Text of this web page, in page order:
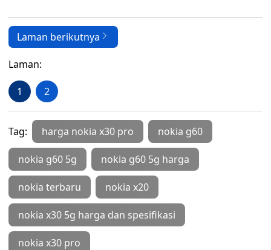
Laman berikutnya
Laman:
1 2
Tag: harga nokia x30 pro nokia g60
nokia g60 5g nokia g60 5g harga
nokia terbaru nokia x20
nokia x30 5g harga dan spesifikasi
nokia x30 pro